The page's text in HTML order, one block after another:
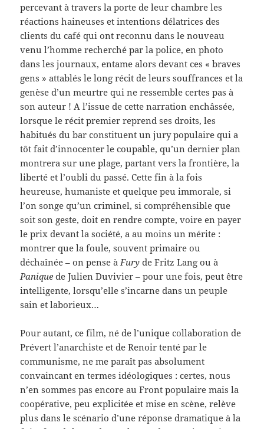
percevant à travers la porte de leur chambre les
réactions haineuses et intentions délatrices des
clients du café qui ont reconnu dans le nouveau
venu l’homme recherché par la police, en photo
dans les journaux, entame alors devant ces « braves
gens » attablés le long récit de leurs souffrances et la
genèse d’un meurtre qui ne ressemble certes pas à
son auteur ! A l’issue de cette narration enchâssée,
lorsque le récit premier reprend ses droits, les
habitués du bar constituent un jury populaire qui a
tôt fait d’innocenter le coupable, qu’un dernier plan
montrera sur une plage, partant vers la frontière, la
liberté et l’oubli du passé. Cette fin à la fois
heureuse, humaniste et quelque peu immorale, si
l’on songe qu’un criminel, si compréhensible que
soit son geste, doit en rendre compte, voire en payer
le prix devant la société, a au moins un mérite :
montrer que la foule, souvent primaire ou
déchaînée – on pense àFuryde Fritz Lang ou à
Panique de Julien Duvivier – pour une fois, peut être
intelligente, lorsqu’elle s’incarne dans un peuple
sain et laborieux…
Pour autant, ce film, né de l’unique collaboration de
Prévert l’anarchiste et de Renoir tenté par le
communisme, ne me paraît pas absolument
convaincant en termes idéologiques : certes, nous
n’en sommes pas encore au Front populaire mais la
coopérative, peu explicitée et mise en scène, relève
plus dans le scénario d’une réponse dramatique à la